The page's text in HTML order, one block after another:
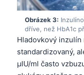
Obrázek 3:
dříve, než HbA1c
Hladovkový
standardizovaný,
µIU/ml často